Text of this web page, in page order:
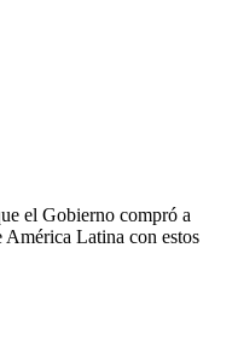
el Gobierno compró a
América Latina con estos